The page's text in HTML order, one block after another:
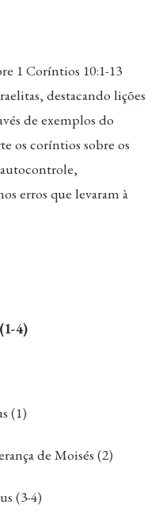
1 Coríntios 10:1-13
destacando lições
de exemplos do
os coríntios sobre os
erros que levaram à
4)
(1)
de Moisés (2)
(3-4)